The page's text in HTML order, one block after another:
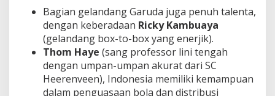
Bagian gelandang Garuda juga penuh talenta,
dengan keberadaan Ricky Kambuaya
(gelandang box-to-box yang enerjik).
Thom Haye (sang professor lini tengah
dengan umpan-umpan akurat dari SC
Heerenveen), Indonesia memiliki kemampuan
dalam penguasaan bola dan distribusi